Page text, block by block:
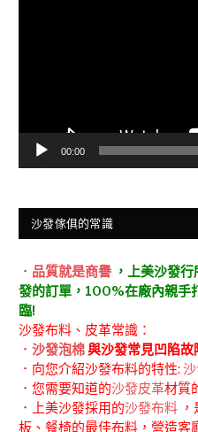
00:00
沙發傢俱的常識
． 品質就是商譽 ，上美沙發
發的訂單，100%在廠內親手
臨!
沙發布料、皮革常識：
． 沙發泡棉與沙發常見凹陷故
．向您介紹沙發布料的特性:
．您需要知道的沙發皮革材質
．上美沙發採用的沙發布料
板、餐椅的最佳布料，營造客